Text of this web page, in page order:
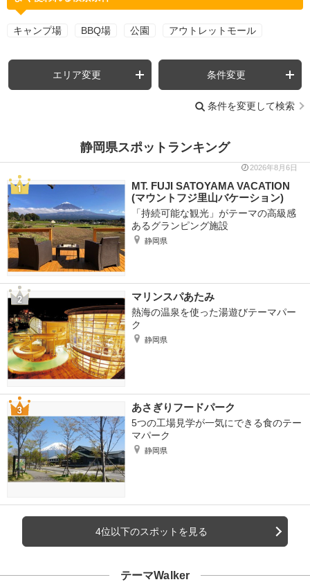
キャンプ場 BBQ場 公園 アウトレットモール
エリア変更 条件変更
条件を変更して検索
静岡県スポットランキング
2026年8月6日
MT. FUJI SATOYAMA VACATION
(マウントフジ里山バケーション)
「持続可能な観光」がテーマの高級感
あるグランピング施設
静岡県
マリンスパあたみ
熱海の温泉を使った湯遊びテーマパー
ク
静岡県
あさぎりフードパーク
5つの工場見学が一気にできる食のテー
マパーク
静岡県
4位以下のスポットを見る
テーマWalker